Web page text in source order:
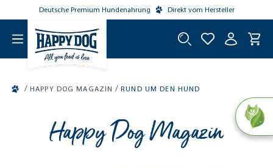
springen
Deutsche Premium Hundenahrung Direkt vom Hersteller
/ HAPPY DOG MAGAZIN / RUND UM DEN HUND
Happy Dog Magazin